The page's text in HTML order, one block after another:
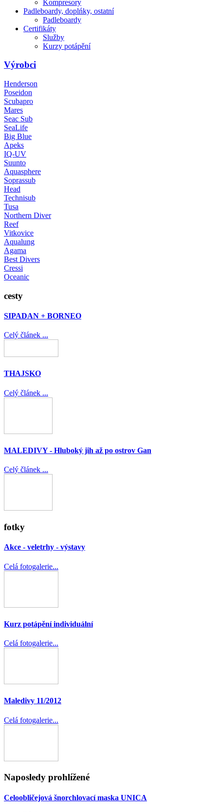
Kompresory
Padleboardy, doplńky, ostatní
Padleboardy
Certifikáty
Služby
Kurzy potápění
Výrobci
Henderson
Poseidon
Scubapro
Mares
Seac Sub
SeaLife
Big Blue
Apeks
IQ-UV
Suunto
Aquasphere
Soprassub
Head
Technisub
Tusa
Northern Diver
Reef
Vitkovice
Aqualung
Agama
Best Divers
Cressi
Oceanic
cesty
SIPADAN + BORNEO
Celý článek ...
THAJSKO
Celý článek ...
MALEDIVY - Hluboký jih až po ostrov Gan
Celý článek ...
fotky
Akce - veletrhy - výstavy
Celá fotogalerie...
Kurz potápění individuální
Celá fotogalerie...
Maledivy 11/2012
Celá fotogalerie...
Naposledy prohlížené
Celoobličejová šnorchlovací maska UNICA